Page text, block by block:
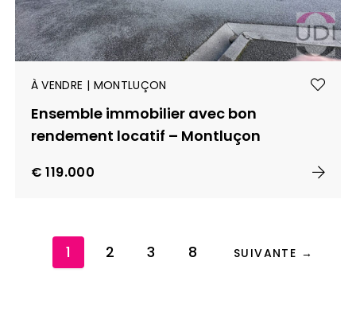
À VENDRE | MONTLUÇON
Ensemble immobilier avec bon
rendement locatif – Montluçon
€ 119.000
1 2 3 8 SUIVANTE →